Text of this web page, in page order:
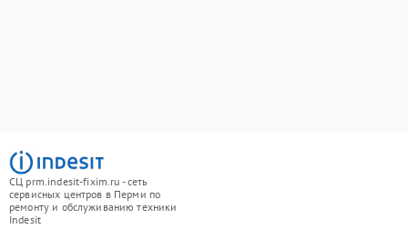
СЦ prm.indesit-fixim.ru - сеть
сервисных центров в Перми по
ремонту и обслуживанию техники
Indesit